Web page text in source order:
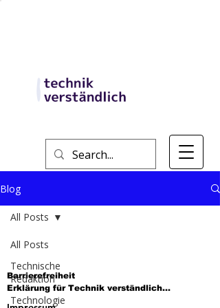
Blog
All Posts
Technische
Redaktion
Technologie
All Posts
Barrierefreiheit
Erklärung für Technik verständlich